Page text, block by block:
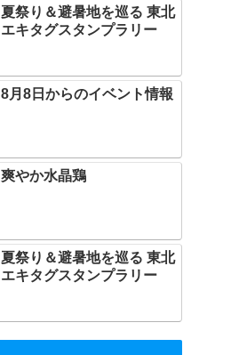
夏祭り＆避暑地を巡る 東北
エキタグスタンプラリー
8月8日からのイベント情報
爽やか水晶鶏
夏祭り＆避暑地を巡る 東北
エキタグスタンプラリー